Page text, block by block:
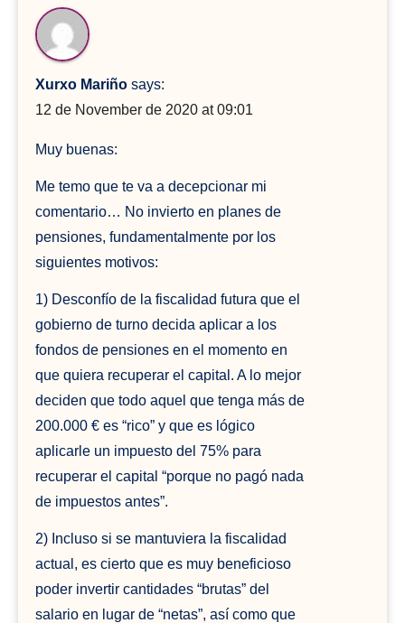
Xurxo Mariño says:
12 de November de 2020 at 09:01
Muy buenas:
Me temo que te va a decepcionar mi
comentario… No invierto en planes de
pensiones, fundamentalmente por los
siguientes motivos:
1) Desconfío de la fiscalidad futura que el
gobierno de turno decida aplicar a los
fondos de pensiones en el momento en
que quiera recuperar el capital. A lo mejor
deciden que todo aquel que tenga más de
200.000 € es “rico” y que es lógico
aplicarle un impuesto del 75% para
recuperar el capital “porque no pagó nada
de impuestos antes”.
2) Incluso si se mantuviera la fiscalidad
actual, es cierto que es muy beneficioso
poder invertir cantidades “brutas” del
salario en lugar de “netas”, así como que